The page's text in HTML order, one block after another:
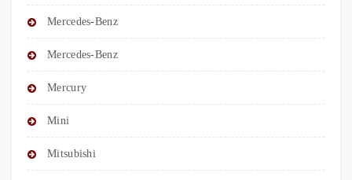
Mercedes-Benz
Mercedes-Benz
Mercury
Mini
Mitsubishi